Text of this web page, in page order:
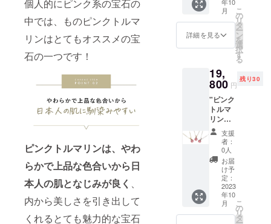
個人的にピンク系の宝石の
中では、ものピンクトルマ
リンはとてもオススメの宝
石の一つです！
ピンクトルマリンは、やわ
らかで上品な色合いから日
本人の肌となじみが良く 、
内から美しさを引き出して
くれるとても魅力的な宝石
じる場
合がご
す。ご
了承下
シャル
ムオリ
ジナル
のジュ
エリー
ケース
です。
他には
あまり
ない八
角形の
可愛ら
しいデ
ザイン
で、美
天然石
を使っ
ている
ため、
合いや
濃淡、
ラ、模
様の出
方が異
なる場
合や、
細かい
キズや
内包物
が含ま
れる場
合がご
ざいま
金カ
ラー】
K10YG
（イエ
0WG（
ホワイ
トゴー
ル
ド）/K1
0PG（
ピンク
ゴール
ド） ※
オプ
ション
より3種
類から
お選び
いただ
けま
（約）
：
4.0mm
全長：
約
m
キャッ
チ：シ
リコン
+地金
付属
品：品
質保証
金カ
ラー】
K10YG
（イエ
ロー
ゴール
ド）/K1
月
詳細を見る
こ
の
リ
タ
ー
ン
を
選
択
す
る
19,
800 円
残り30
"ピンク
トルマ
リン
ワンサ
イド
セッ
ティン
グネッ
クレス
様】 ペ
ンダン
トトッ
支援
者：
0人
お届
け予
定：
2023
年10
月
こ
の
リ
タ